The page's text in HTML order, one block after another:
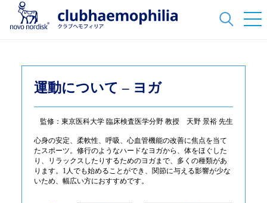
運動について – ヨガ
監修：東京医科大学 臨床検査医学分野 教授 天野 景裕 先生
心身の安定、柔軟性、呼吸、心血管機能の改善に焦点を当て
たスポーツ。修行のようなハードなヨガから、体をほぐした
り、リラックスしたりするためのヨガまで、多くの種類があ
ります。1人でも始めることができ、関節に与える影響が少な
いため、幅広い方におすすめです。